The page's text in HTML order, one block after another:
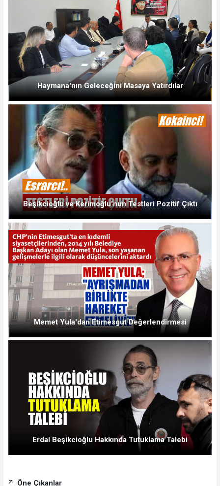
Haymana'nın Geleceğini Masaya Yatırdılar
Beşikcioğlu ve Kerimoğlu'nun Testleri Pozitif Çıktı
Memet Yula'dan Etimesgut Değerlendirmesi
Erdal Beşikcioğlu Hakkında Tutuklama Talebi
Öne Çıkanlar